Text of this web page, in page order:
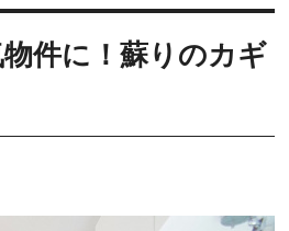
件に！蘇りのカギ